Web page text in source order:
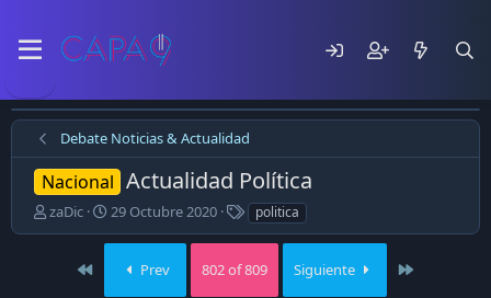
Debate Noticias & Actualidad
Nacional Actualidad Política
E
m
zaDic
F
e
c
29 Octubre 2020
T
a
g
s
politica
First Prev 802 of 809 Siguiente